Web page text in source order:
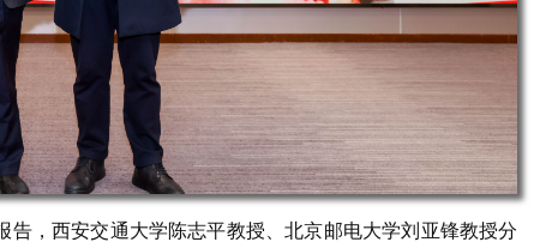
，西安交通大学陈志平教授、北京邮电大学刘亚锋教授分